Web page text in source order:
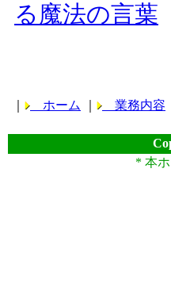
る魔法の言葉
ホーム 業務内容
* 本